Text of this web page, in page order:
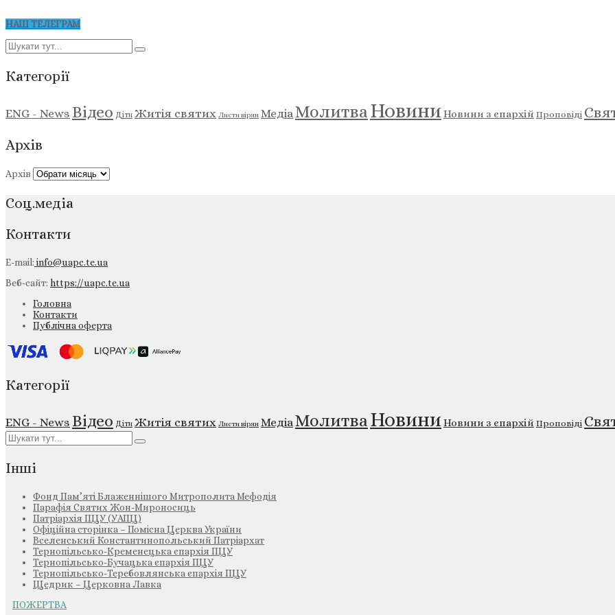
НАШ ТЕЛЕГРАМ
Категорії
ENG - News Відео Діти Житія святих Листи вірян МедіаМолитваНовини Новини з єпархій Проповіді
Архів
Архів
Соц.медіа
Контакти
E-mail:info@uapc.te.ua
Веб-сайт: https://uapc.te.ua
Головна
Контакти
Публічна оферта
Категорії
ENG - News Відео Діти Житія святих Листи вірян МедіаМолитваНовиниНовини з єпархій Проповіді
Інші
Фонд Пам’яті Блаженнішого Митрополита Мефодія
Парафія Святих Жон-Мироносиць
Патріархія ПЦУ (УАПЦ)
Офіційна сторінка – Помісна Церква України
Вселенський Константинопольський Патріархат
Тернопільсько-Кременецька єпархія ПЦУ
Тернопільсько-Бучацька єпархія ПЦУ
Тернопільсько-Теребовлянська єпархія ПЦУ
Щедрик – Церковна Лавка
ПОЖЕРТВА